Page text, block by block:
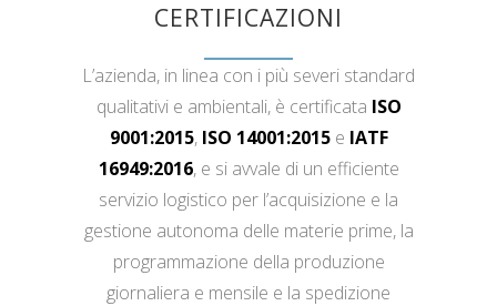
CERTIFICAZIONI
L’azienda, in linea con i più severi standard
qualitativi e ambientali, è certificata ISO
9001:2015, ISO 14001:2015e IATF
16949:2016, e si avvale di un efficiente
servizio logistico per l’acquisizione e la
gestione autonoma delle materie prime, la
programmazione della produzione
giornaliera e mensile e la spedizione